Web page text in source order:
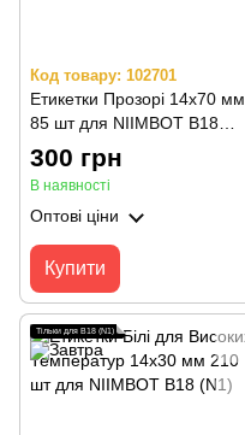
Код товару: 102701
Етикетки Прозорі 14х70 мм
85 шт для NIIMBOT B18
(N1)
300 грн
В наявності
Оптові ціни
Купити
Тільки для B18 (N1)